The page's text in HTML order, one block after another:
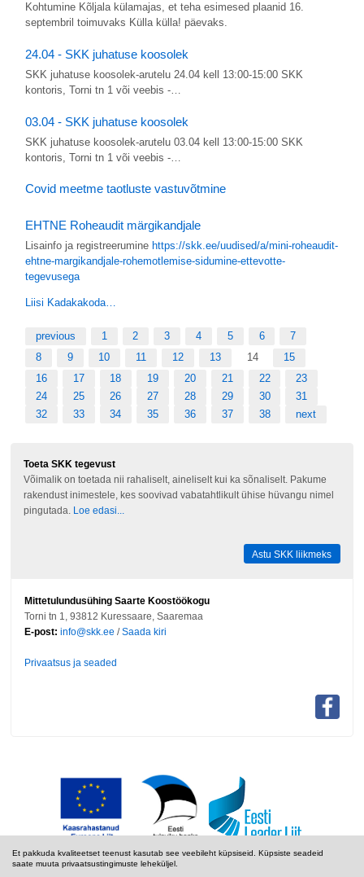
Et pakkuda kvaliteetset teenust kasutab see veebileht küpsiseid. Küpsiste seadeid
saate muuta privaatsustingimuste leheküljel.
Kohtumine Kõljala külamajas, et teha esimesed plaanid 16.
septembril toimuvaks Külla külla! päevaks.
24.04 - SKK juhatuse koosolek
SKK juhatuse koosolek-arutelu 24.04 kell 13:00-15:00 SKK
kontoris, Torni tn 1 või veebis -…
03.04 - SKK juhatuse koosolek
SKK juhatuse koosolek-arutelu 03.04 kell 13:00-15:00 SKK
kontoris, Torni tn 1 või veebis -…
Covid meetme taotluste vastuvõtmine
EHTNE Roheaudit märgikandjale
Lisainfo ja registreerumine https://skk.ee/uudised/a/mini-roheaudit-
ehtne-margikandjale-rohemotlemise-sidumine-ettevotte-
tegevusega
Liisi Kadakakoda…
previous 1 2 3 4 5 6
7
8
9 10 11 12 13 14
15
16
17 18 19 20 21 22
23
24
25 26 27 28 29 30
31
32
33 34 35 36 37 38 next
Toeta SKK tegevust
Võimalik on toetada nii rahaliselt, aineliselt kui ka sõnaliselt. Pakume
rakendust inimestele, kes soovivad vabatahtlikult ühise hüvangu nimel
pingutada. Loe edasi...
Astu SKK liikmeks
Mittetulundusühing Saarte Koostöökogu
Torni tn 1, 93812 Kuressaare, Saaremaa
E-post: info@skk.ee /Saada kiri
Privaatsus ja seaded